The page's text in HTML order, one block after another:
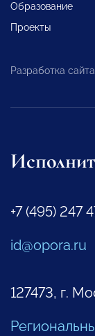
Образование
Проекты
Разработка
+7 (495) 247
id@opora.ru
127473, г.